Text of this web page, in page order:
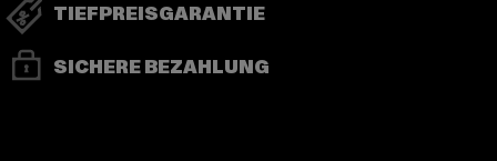
TIEFPREISGARANTIE
SICHERE BEZAHLUNG